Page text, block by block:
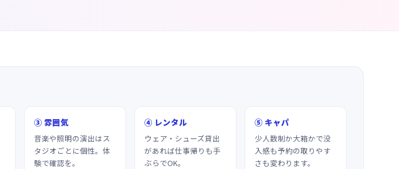
③ 雰囲気
音楽や照明の演出はス
タジオごとに個性。体
験で確認を。
④ レンタル
ウェア・シューズ貸出
があれば仕事帰りも手
ぶらでOK。
⑤ キャパ
少人数制か大箱かで没
入感も予約の取りやす
さも変わります。